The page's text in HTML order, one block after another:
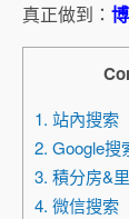
真正做到：
1. 站內搜索
2. Google搜
3. 積分房&
4. 微信搜索